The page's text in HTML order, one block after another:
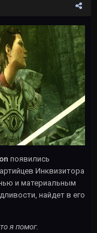
появились
Инквизитора
и материальным
найдет в его
я помог.